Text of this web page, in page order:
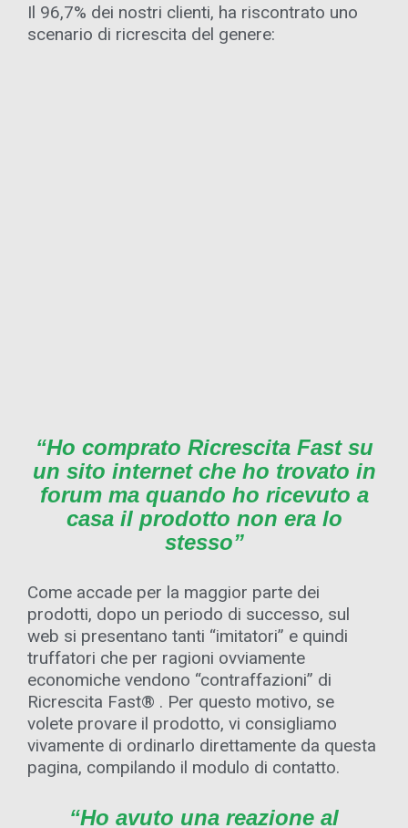
Il 96,7% dei nostri clienti, ha riscontrato uno
scenario di ricrescita del genere:
“Ho comprato Ricrescita Fast su
un sito internet che ho trovato in
forum ma quando ho ricevuto a
casa il prodotto non era lo
stesso”
Come accade per la maggior parte dei
prodotti, dopo un periodo di successo, sul
web si presentano tanti “imitatori” e quindi
truffatori che per ragioni ovviamente
economiche vendono “contraffazioni” di
Ricrescita Fast® . Per questo motivo, se
volete provare il prodotto, vi consigliamo
vivamente di ordinarlo direttamente da questa
pagina, compilando il modulo di contatto.
“Ho avuto una reazione al